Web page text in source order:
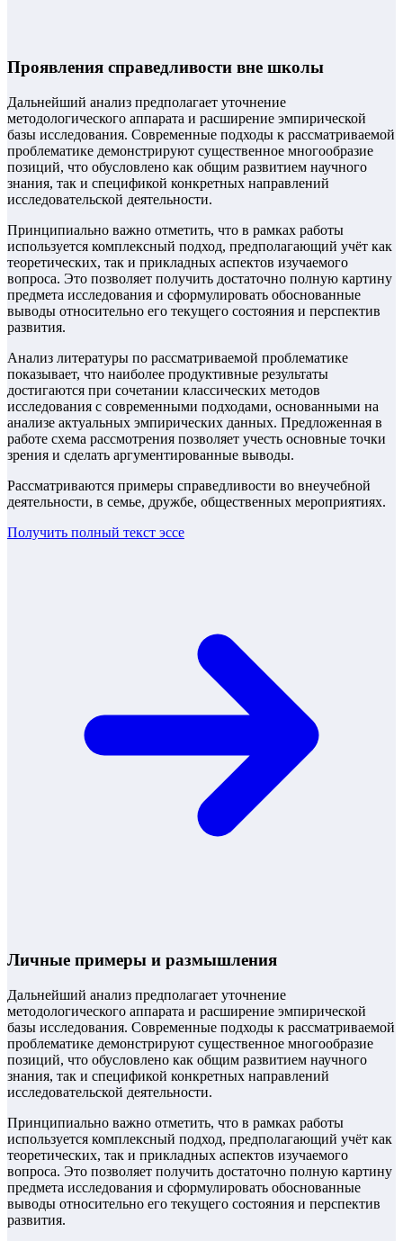
Проявления справедливости вне школы
Дальнейший анализ предполагает уточнение
методологического аппарата и расширение эмпирической
базы исследования. Современные подходы к рассматриваемой
проблематике демонстрируют существенное многообразие
позиций, что обусловлено как общим развитием научного
знания, так и спецификой конкретных направлений
исследовательской деятельности.
Принципиально важно отметить, что в рамках работы
используется комплексный подход, предполагающий учёт как
теоретических, так и прикладных аспектов изучаемого
вопроса. Это позволяет получить достаточно полную картину
предмета исследования и сформулировать обоснованные
выводы относительно его текущего состояния и перспектив
развития.
Анализ литературы по рассматриваемой проблематике
показывает, что наиболее продуктивные результаты
достигаются при сочетании классических методов
исследования с современными подходами, основанными на
анализе актуальных эмпирических данных. Предложенная в
работе схема рассмотрения позволяет учесть основные точки
зрения и сделать аргументированные выводы.
Рассматриваются примеры справедливости во внеучебной
деятельности, в семье, дружбе, общественных мероприятиях.
Получить полный текст эссе
Личные примеры и размышления
Дальнейший анализ предполагает уточнение
методологического аппарата и расширение эмпирической
базы исследования. Современные подходы к рассматриваемой
проблематике демонстрируют существенное многообразие
позиций, что обусловлено как общим развитием научного
знания, так и спецификой конкретных направлений
исследовательской деятельности.
Принципиально важно отметить, что в рамках работы
используется комплексный подход, предполагающий учёт как
теоретических, так и прикладных аспектов изучаемого
вопроса. Это позволяет получить достаточно полную картину
предмета исследования и сформулировать обоснованные
выводы относительно его текущего состояния и перспектив
развития.